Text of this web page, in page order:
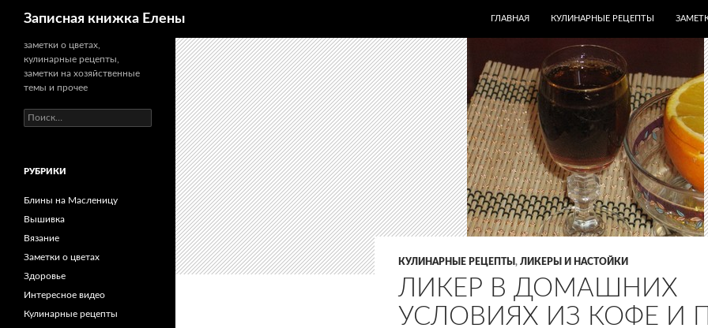
Записная книжка Елены
ГЛАВНАЯ
КУЛИНАРНЫЕ РЕЦЕПТЫ
КУЛИНАРНЫЕ РЕЦЕПТЫ , ЛИКЕРЫ И НАСТОЙКИ
ЛИКЕР В ДОМАШНИХ
УСЛОВИЯХ ИЗ КОФЕ И
заметки о цветах,
кулинарные рецепты,
заметки на хозяйственные
темы и прочее
Найти:
РУБРИКИ
Блины на Масленицу
Вышивка
Вязание
Заметки о цветах
Здоровье
Интересное видео
Кулинарные рецепты